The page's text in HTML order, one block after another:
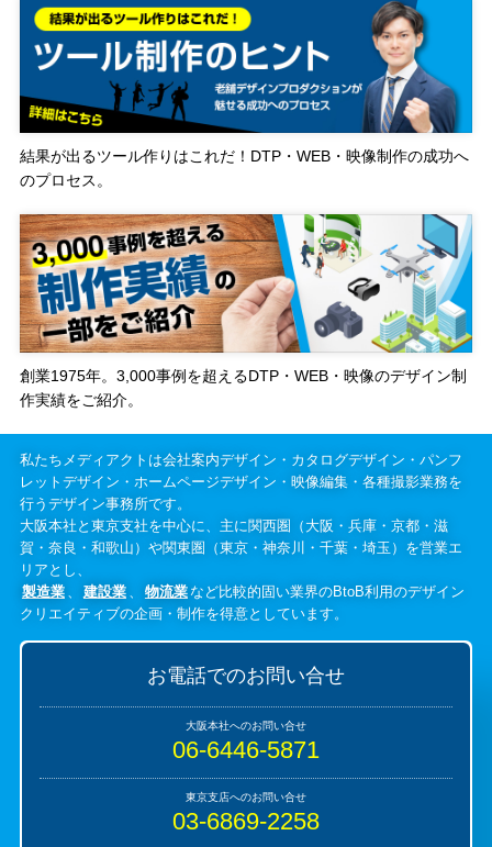
結果が出るツール作りはこれだ！DTP・WEB・映像制作の成功へ
のプロセス。
創業1975年。3,000事例を超えるDTP・WEB・映像のデザイン制
作実績をご紹介。
私たちメディアクトは会社案内デザイン・カタログデザイン・パンフ
レットデザイン・ホームページデザイン・映像編集・各種撮影業務を
行うデザイン事務所です。
大阪本社と東京支社を中心に、主に関西圏（大阪・兵庫・京都・滋
賀・奈良・和歌山）や関東圏（東京・神奈川・千葉・埼玉）を営業エ
リアとし、
製造業
建設業 物流業など比較的固い業界のBtoB利用のデザイン
クリエイティブの企画・制作を得意としています。
お電話でのお問い合せ
06-6446-5871
03-6869-2258